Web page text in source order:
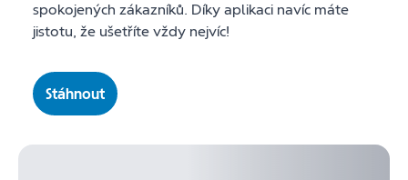
spokojených zákazníků. Díky aplikaci navíc máte
jistotu, že ušetříte vždy nejvíc!
Stáhnout